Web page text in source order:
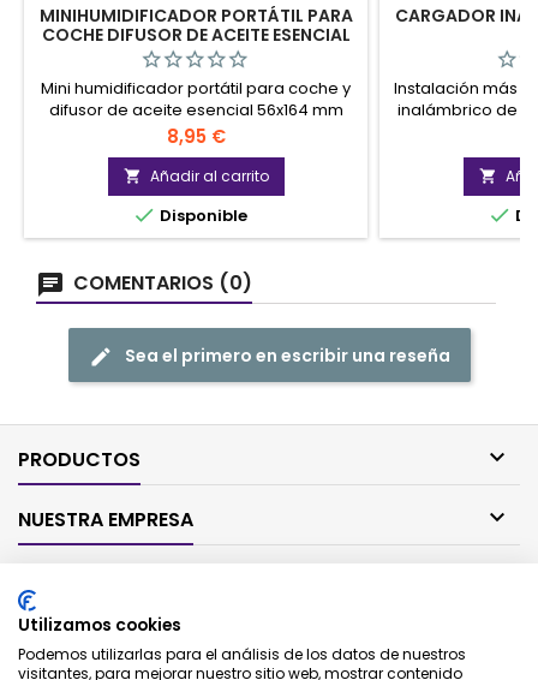
MINIHUMIDIFICADOR PORTÁTIL PARA
COCHE DIFUSOR DE ACEITE ESENCIAL
Mini humidificador portátil para coche y
difusor de aceite esencial 56x164 mm
Precio
8,95 €
 Añadir al carrito
 Disponible
CARGADOR
Instalación más
inalámbrico de


COMENTARIOS (0)
Sea el primero en escribir una reseña
PRODUCTOS 
NUESTRA EMPRESA 
CONTACTO
Utilizamos cookies
Podemos utilizarlas para el análisis de los datos de nuestros
visitantes, para mejorar nuestro sitio web, mostrar contenido